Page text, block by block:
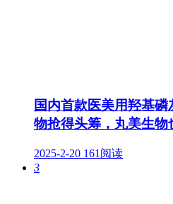
国内首款医美用羟基
物抢得头筹，丸美生物
2025-2-20 161阅读
3